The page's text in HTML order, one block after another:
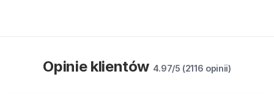
Opinie klientów 4.97/5 (2116 opinii)